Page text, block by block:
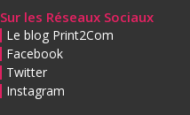
Sur les Réseaux Sociaux
Le blog Print2Com
Facebook
Twitter
Instagram